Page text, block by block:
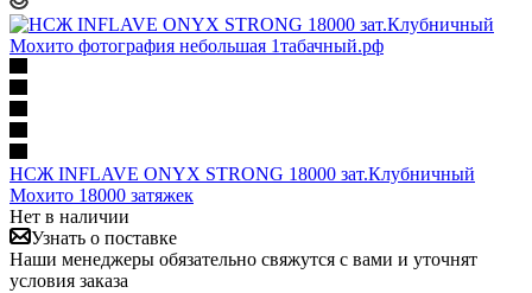
НСЖ INFLAVE ONYX STRONG 18000 зат.Клубничный
Мохито 18000 затяжек
Нет в наличии
Узнать о поставке
Наши менеджеры обязательно свяжутся с вами и уточнят
условия заказа